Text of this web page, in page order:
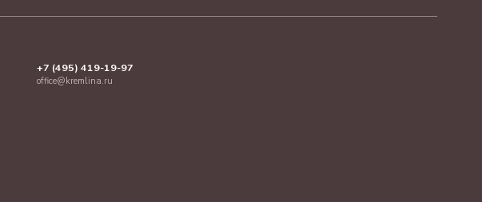
+7 (495) 419-19-97
office@kremlina.ru